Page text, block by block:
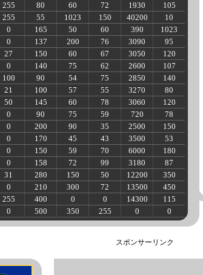
255 80 60 72 1930
105
255 55 1023 150 40200
10
0 165 50 60 390
1023
0 137 200 76 3090
95
27 150 60 67 3050
120
0 140 75 62 2600
107
100 90 54 75 2850
140
21 100 57 55 3270
80
50 145 60 78 3060
120
0 90 75 59 720
78
0 200 90 35 2500
150
0 170 45 43 3500
53
0 150 59 70 6000
180
0 158 72 99 3180
87
31 280 150 50 12200
350
0 210 300 72 13500
450
255 400 0 0 14300
115
0 500 350 255 0 0
スポンサーリンク